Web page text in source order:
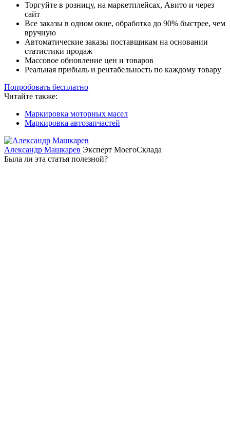
Торгуйте в розницу, на маркетплейсах, Авито и через
сайт
Все заказы в одном окне, обработка до 90% быстрее, чем
вручную
Автоматические заказы поставщикам на основании
статистики продаж
Массовое обновление цен и товаров
Реальная прибыль и рентабельность по каждому товару
Попробовать бесплатно
Читайте также:
Маркировка моторных масел
Маркировка автозапчастей
Александр Машкарев Эксперт МоегоСклада
Была ли эта статья полезной?